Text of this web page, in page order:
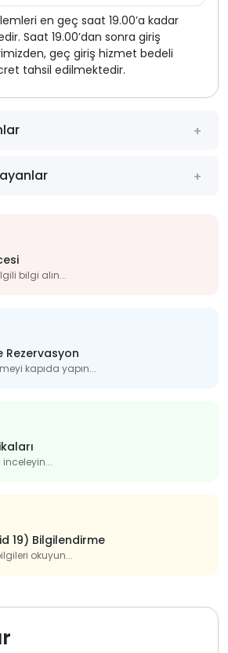
en geç saat 19.00’a kadar
Saat 19.00’dan sonra giriş
geç giriş hizmet bedeli
tahsil edilmektedir.
bilgi alın...
Rezervasyon
kapıda yapın...
inceleyin...
19) Bilgilendirme
okuyun...